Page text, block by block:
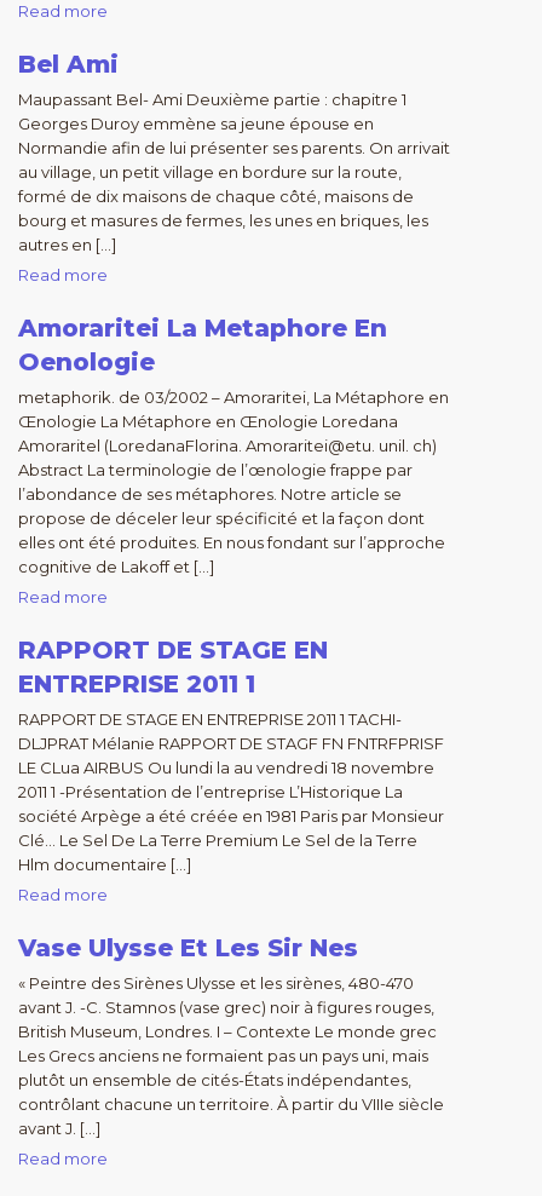
Read more
Bel Ami
Maupassant Bel- Ami Deuxième partie : chapitre 1
Georges Duroy emmène sa jeune épouse en
Normandie afin de lui présenter ses parents. On arrivait
au village, un petit village en bordure sur la route,
formé de dix maisons de chaque côté, maisons de
bourg et masures de fermes, les unes en briques, les
autres en […]
Read more
Amoraritei La Metaphore En
Oenologie
metaphorik. de 03/2002 – Amoraritei, La Métaphore en
Œnologie La Métaphore en Œnologie Loredana
Amoraritel (LoredanaFlorina. Amoraritei@etu. unil. ch)
Abstract La terminologie de l’œnologie frappe par
l’abondance de ses métaphores. Notre article se
propose de déceler leur spécificité et la façon dont
elles ont été produites. En nous fondant sur l’approche
cognitive de Lakoff et […]
Read more
RAPPORT DE STAGE EN
ENTREPRISE 2011 1
RAPPORT DE STAGE EN ENTREPRISE 2011 1 TACHI-
DLJPRAT Mélanie RAPPORT DE STAGF FN FNTRFPRISF
LE CLua AIRBUS Ou lundi la au vendredi 18 novembre
2011 1 -Présentation de l’entreprise L’Historique La
société Arpège a été créée en 1981 Paris par Monsieur
Clé… Le Sel De La Terre Premium Le Sel de la Terre
Hlm documentaire […]
Read more
Vase Ulysse Et Les Sir Nes
« Peintre des Sirènes Ulysse et les sirènes, 480-470
avant J. -C. Stamnos (vase grec) noir à figures rouges,
British Museum, Londres. I – Contexte Le monde grec
Les Grecs anciens ne formaient pas un pays uni, mais
plutôt un ensemble de cités-États indépendantes,
contrôlant chacune un territoire. À partir du VIIIe siècle
avant J. […]
Read more